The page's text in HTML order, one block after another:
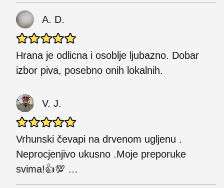
A. D.
Hrana je odlicna i osoblje ljubazno. Dobar
izbor piva, posebno onih lokalnih.
V. J.
Vrhunski čevapi na drvenom ugljenu .
Neprocjenjivo ukusno .Moje preporuke
svima!👍💯 …